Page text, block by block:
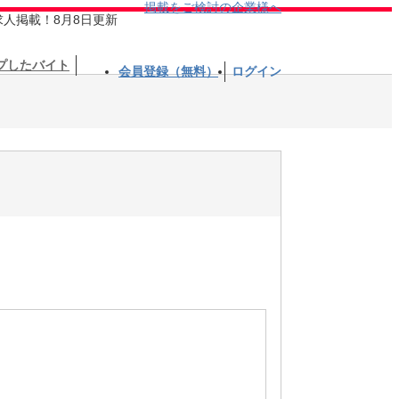
人掲載！8月8日更新
掲載をご検討の企業様へ
したバイト 会員登録（無料） ログイン